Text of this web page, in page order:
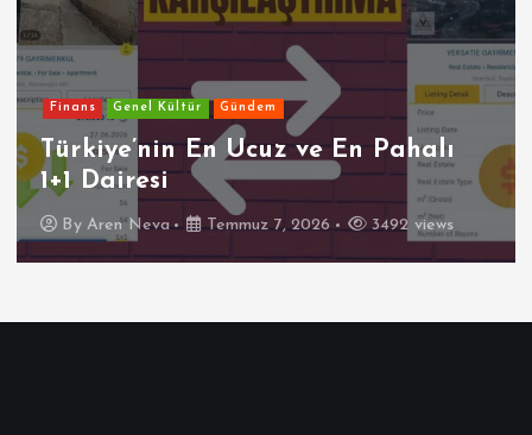
Finans Genel Kültür Gündem
Türkiye’nin En Ucuz ve En Pahalı
1+1 Dairesi
By Aren Neva Temmuz 7, 2026 3492 views